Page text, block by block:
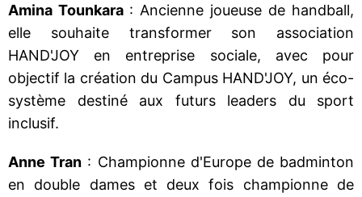
Amina Tounkara : Ancienne joueuse de handball,
elle souhaite transformer son association
HAND'JOY en entreprise sociale, avec pour
objectif la création du Campus HAND'JOY, un éco-
système destiné aux futurs leaders du sport
inclusif.
Anne Tran : Championne d'Europe de badminton
en double dames et deux fois championne de